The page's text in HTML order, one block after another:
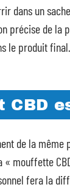
dans un
précise de la
le produit final.
CBD
de la même
mouffette
fera la